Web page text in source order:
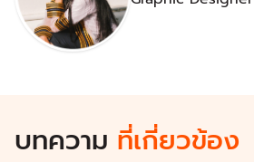
บทความ ที่เกี่ยวข้อง